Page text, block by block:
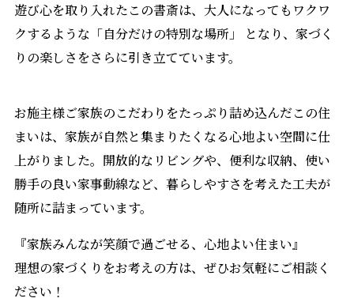
遊び心を取り入れたこの書斎は、 大人になってもワクワ
クするような「自分だけの特別な場所」
となり、家づく
りの楽しさをさらに引き立てています。
お施主様ご家族のこだわりをたっぷり詰め込んだこの住
まいは、 家族が自然と集まりたくなる心地よい空間に仕
上がりました。開放的なリビングや、便利な収納、使い
勝手の良い家事動線など、暮らしやすさを考えた工夫が
随所に詰まっています。
『家族みんなが笑顔で過ごせる、心地よい住まい』
理想の家づくりをお考えの方は、ぜひお気軽にご相談く
ださい！